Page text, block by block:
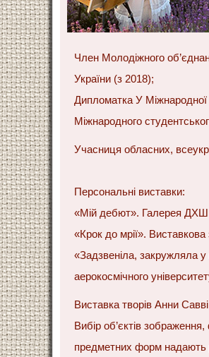
Член Молодіжного
України (з 2018);
Дипломатка У Міжнародної
Міжнародного
Учасниця обласних,
Персональні виставки:
«Мій дебют». Галерея ДХШ
«Крок до мрії».
«Задзвеніла, закружляла
аерокосмічного
Виставка творів Анни
Вибір об’єктів зображення,
предметних форм надають